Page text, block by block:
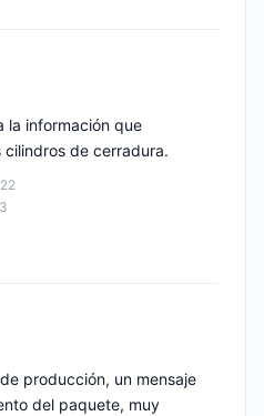
la información que
de cerradura.
producción, un mensaje
del paquete, muy